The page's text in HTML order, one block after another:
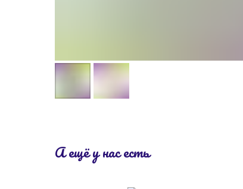
А ещё у нас есть